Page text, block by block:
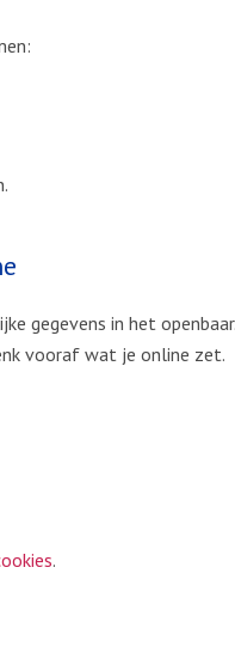
gegevens in het
vooraf wat je online zet.
.